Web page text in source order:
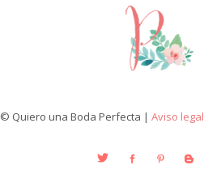
© Quiero una Boda Perfecta | Aviso legal